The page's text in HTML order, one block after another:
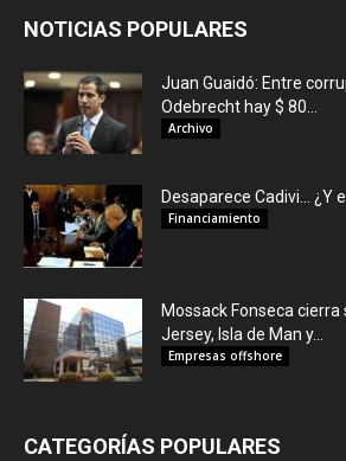
NOTICIAS POPULARES
Juan Guaidó: Entre
Odebrecht hay $ 80...
Archivo
Desaparece Cadivi… ¿Y
Financiamiento
Mossack Fonseca cierra
Jersey, Isla de Man y...
Empresas offshore
CATEGORÍAS POPULARES